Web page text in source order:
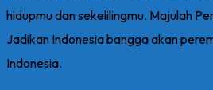
hidupmu dan sekelilingmu. Majulah
Jadikan Indonesia bangga akan
Indonesia.